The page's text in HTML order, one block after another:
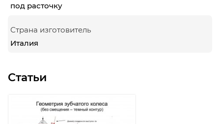
под расточку
Страна изготовитель
Италия
Статьи